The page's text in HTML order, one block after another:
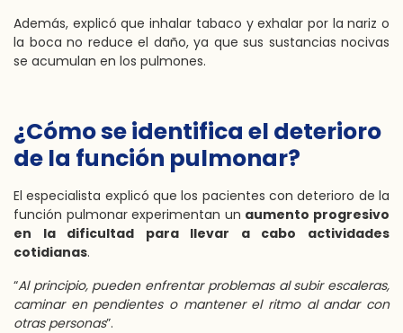
Además, explicó que inhalar tabaco y exhalar por la nariz o
la boca no reduce el daño, ya que sus sustancias nocivas
se acumulan en los pulmones.
¿Cómo se identifica el deterioro
de la función pulmonar?
El especialista explicó que los pacientes con deterioro de la
función pulmonar experimentan un aumento progresivo
en la dificultad para llevar a cabo actividades
cotidianas.
“Al principio, pueden enfrentar problemas al subir escaleras,
caminar en pendientes o mantener el ritmo al andar con
otras personas”.